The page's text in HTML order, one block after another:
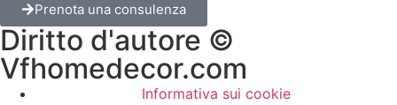
Prenota una consulenza
Diritto d'autore ©
Vfhomedecor.com
Informativa sui cookie